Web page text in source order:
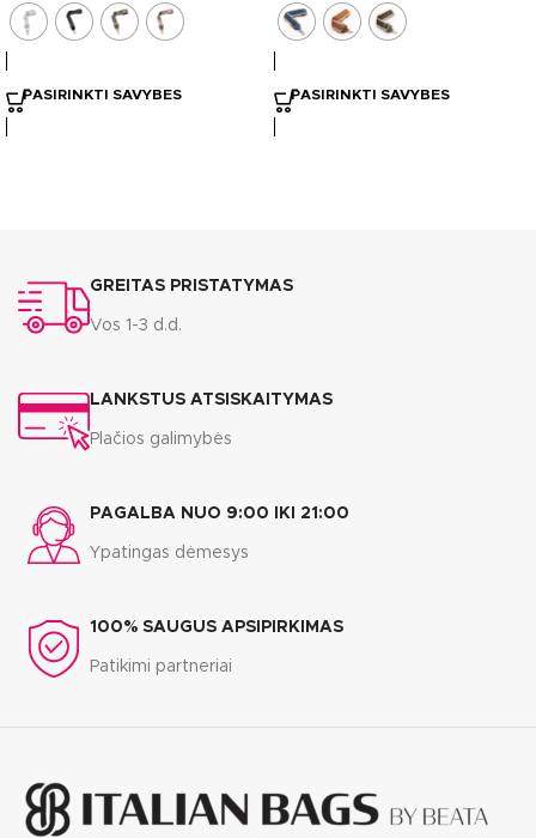
PASIRINKTI SAVYBES PASIRINKTI SAVYBES
GREITAS PRISTATYMAS
Vos 1-3 d.d.
LANKSTUS ATSISKAITYMAS
Plačios galimybės
PAGALBA NUO 9:00 IKI 21:00
Ypatingas dėmesys
100% SAUGUS APSIPIRKIMAS
Patikimi partneriai